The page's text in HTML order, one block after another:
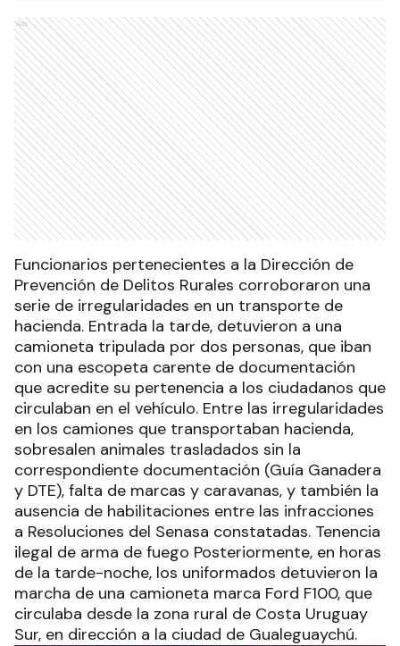
Ads
Funcionarios pertenecientes a la Dirección de
Prevención de Delitos Rurales corroboraron una
serie de irregularidades en un transporte de
hacienda. Entrada la tarde, detuvieron a una
camioneta tripulada por dos personas, que iban
con una escopeta carente de documentación
que acredite su pertenencia a los ciudadanos que
circulaban en el vehículo. Entre las irregularidades
en los camiones que transportaban hacienda,
sobresalen animales trasladados sin la
correspondiente documentación (Guía Ganadera
y DTE), falta de marcas y caravanas, y también la
ausencia de habilitaciones entre las infracciones
a Resoluciones del Senasa constatadas. Tenencia
ilegal de arma de fuego Posteriormente, en horas
de la tarde-noche, los uniformados detuvieron la
marcha de una camioneta marca Ford F100, que
circulaba desde la zona rural de Costa Uruguay
Sur, en dirección a la ciudad de Gualeguaychú.